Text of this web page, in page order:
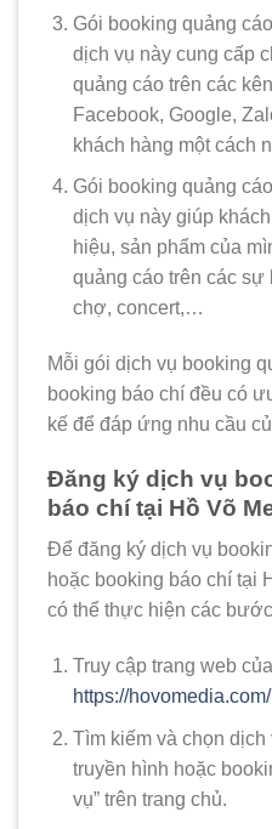
Gói booking quảng
dịch vụ này cung cấp
quảng cáo trên các
Facebook, Google,
khách hàng một cách
Gói booking quảng
dịch vụ này giúp
hiệu, sản phẩm của
quảng cáo trên các
chợ, concert,…
Mỗi gói dịch vụ booking
booking báo chí đều có
kế để đáp ứng nhu cầu
Đăng ký dịch vụ
báo chí tại Hồ Võ
Để đăng ký dịch vụ
hoặc booking báo chí tại
có thể thực hiện các
Truy cập trang web
https://hovomedia.com/
Tìm kiếm và chọn
truyền hình hoặc
vụ” trên trang chủ.